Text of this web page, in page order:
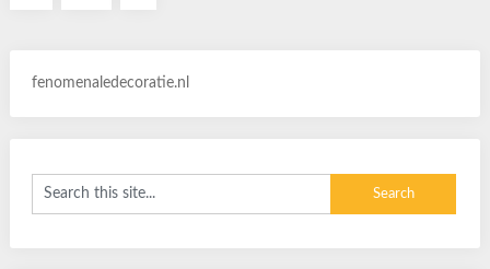
fenomenaledecoratie.nl